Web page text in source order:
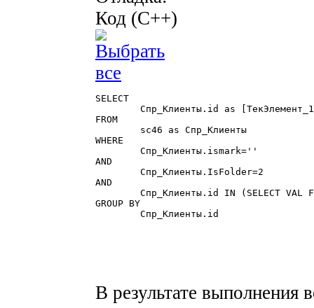
Код (C++)
SELECT
FROM
WHERE
AND
AND
GROUP BY
В результате выполнения